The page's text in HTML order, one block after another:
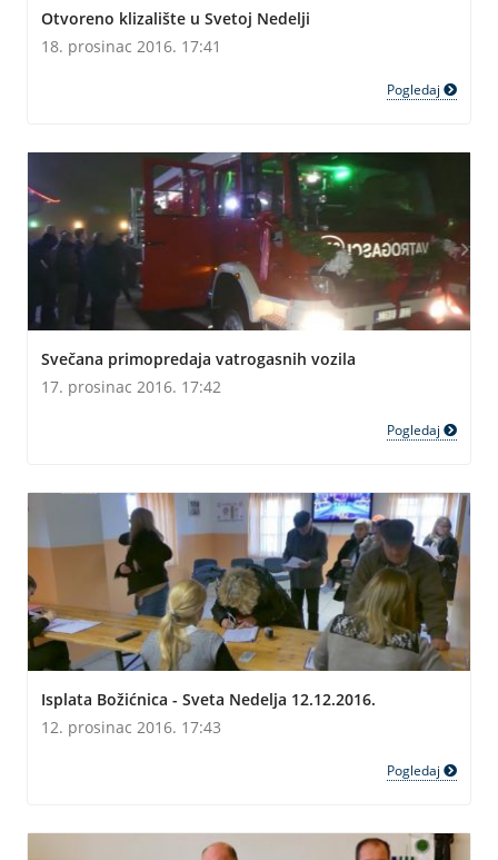
Otvoreno klizalište u Svetoj Nedelji
18. prosinac 2016. 17:41
Pogledaj
Svečana primopredaja vatrogasnih vozila
17. prosinac 2016. 17:42
Pogledaj
Isplata Božićnica - Sveta Nedelja 12.12.2016.
12. prosinac 2016. 17:43
Pogledaj